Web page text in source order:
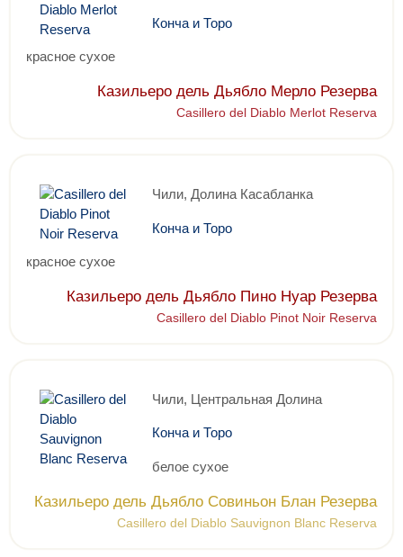
Конча и Торо
красное сухое
Казильеро дель Дьябло Мерло Резерва
Casillero del Diablo Merlot Reserva
Чили, Долина Касабланка
Конча и Торо
красное сухое
Казильеро дель Дьябло Пино Нуар Резерва
Casillero del Diablo Pinot Noir Reserva
Чили, Центральная Долина
Конча и Торо
белое сухое
Казильеро дель Дьябло Совиньон Блан Резерва
Casillero del Diablo Sauvignon Blanc Reserva